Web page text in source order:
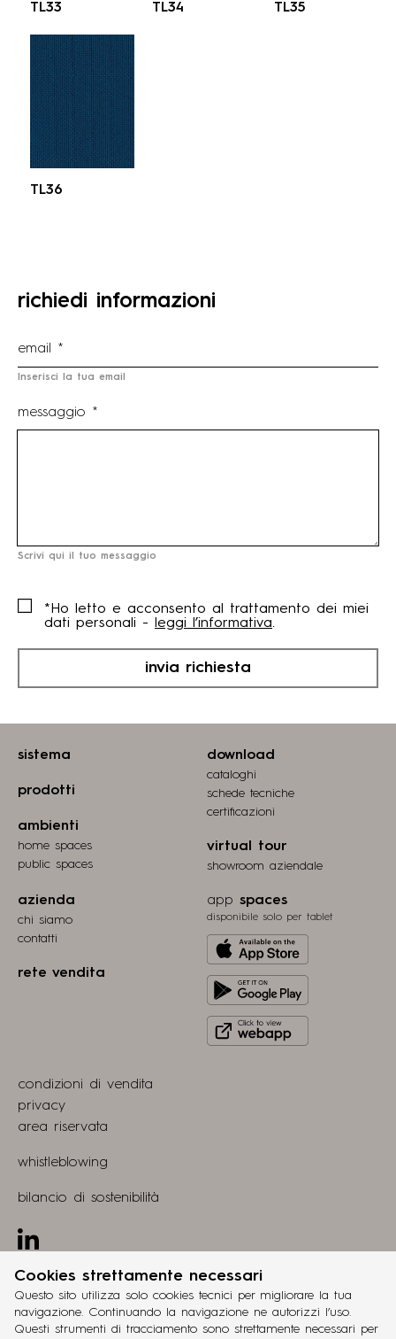
TL33 TL34 TL35
TL36
richiedi informazioni
Inserisci la tua email
messaggio *
Scrivi qui il tuo messaggio
*Ho letto e acconsento al trattamento dei miei
dati personali - leggi l’informativa.
invia richiesta
sistema
prodotti
ambienti
home spaces
public spaces
download
cataloghi
schede tecniche
certiﬁcazioni
virtual tour
showroom aziendale
azienda
chi siamo
contatti
rete vendita
app spaces
disponibile solo per tablet
from
store
it
Play
to
condizioni di vendita
privacy
area riservata
whistleblowing
bilancio di sostenibilità
Linkedin
progetto
grucciadesign.
sviluppo
Workup®
Cookies strettamente necessari
Questo sito utilizza solo cookies tecnici per migliorare la tua
navigazione. Continuando la navigazione ne autorizzi l’uso.
Questi strumenti di tracciamento sono strettamente necessari per